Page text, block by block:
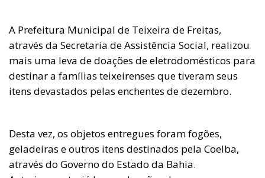
A Prefeitura Municipal de Teixeira de Freitas,
através da Secretaria de Assistência Social, realizou
mais uma leva de doações de eletrodomésticos para
destinar a famílias teixeirenses que tiveram seus
itens devastados pelas enchentes de dezembro.
Desta vez, os objetos entregues foram fogões,
geladeiras e outros itens destinados pela Coelba,
através do Governo do Estado da Bahia.